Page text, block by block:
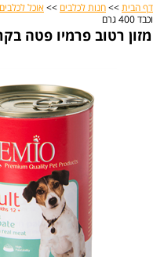
דף הבית >> חנות לכלבים >> אוכל לכלבים
וכבד 400 גרם
מזון רטוב פרמיו פטה בקר וכבד